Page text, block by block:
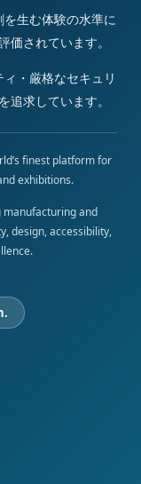
生む体験の水準に
価されています。
・厳格なセキュリ
追求しています。
finest platform for
exhibitions.
manufacturing and
design, accessibility,